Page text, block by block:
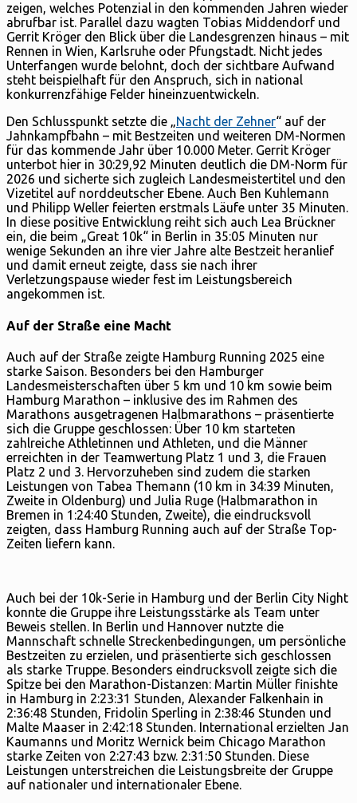
zeigen, welches Potenzial in den kommenden Jahren wieder
abrufbar ist. Parallel dazu wagten Tobias Middendorf und
Gerrit Kröger den Blick über die Landesgrenzen hinaus – mit
Rennen in Wien, Karlsruhe oder Pfungstadt. Nicht jedes
Unterfangen wurde belohnt, doch der sichtbare Aufwand
steht beispielhaft für den Anspruch, sich in national
konkurrenzfähige Felder hineinzuentwickeln.
Den Schlusspunkt setzte die „Nacht der Zehner“ auf der
Jahnkampfbahn – mit Bestzeiten und weiteren DM-Normen
für das kommende Jahr über 10.000 Meter. Gerrit Kröger
unterbot hier in 30:29,92 Minuten deutlich die DM-Norm für
2026 und sicherte sich zugleich Landesmeistertitel und den
Vizetitel auf norddeutscher Ebene. Auch Ben Kuhlemann
und Philipp Weller feierten erstmals Läufe unter 35 Minuten.
In diese positive Entwicklung reiht sich auch Lea Brückner
ein, die beim „Great 10k“ in Berlin in 35:05 Minuten nur
wenige Sekunden an ihre vier Jahre alte Bestzeit heranlief
und damit erneut zeigte, dass sie nach ihrer
Verletzungspause wieder fest im Leistungsbereich
angekommen ist.
Auf der Straße eine Macht
Auch auf der Straße zeigte Hamburg Running 2025 eine
starke Saison. Besonders bei den Hamburger
Landesmeisterschaften über 5 km und 10 km sowie beim
Hamburg Marathon – inklusive des im Rahmen des
Marathons ausgetragenen Halbmarathons – präsentierte
sich die Gruppe geschlossen: Über 10 km starteten
zahlreiche Athletinnen und Athleten, und die Männer
erreichten in der Teamwertung Platz 1 und 3, die Frauen
Platz 2 und 3. Hervorzuheben sind zudem die starken
Leistungen von Tabea Themann (10 km in 34:39 Minuten,
Zweite in Oldenburg) und Julia Ruge (Halbmarathon in
Bremen in 1:24:40 Stunden, Zweite), die eindrucksvoll
zeigten, dass Hamburg Running auch auf der Straße Top-
Zeiten liefern kann.
Auch bei der 10k-Serie in Hamburg und der Berlin City Night
konnte die Gruppe ihre Leistungsstärke als Team unter
Beweis stellen. In Berlin und Hannover nutzte die
Mannschaft schnelle Streckenbedingungen, um persönliche
Bestzeiten zu erzielen, und präsentierte sich geschlossen
als starke Truppe. Besonders eindrucksvoll zeigte sich die
Spitze bei den Marathon-Distanzen: Martin Müller finishte
in Hamburg in 2:23:31 Stunden, Alexander Falkenhain in
2:36:48 Stunden, Fridolin Sperling in 2:38:46 Stunden und
Malte Maaser in 2:42:18 Stunden. International erzielten Jan
Kaumanns und Moritz Wernick beim Chicago Marathon
starke Zeiten von 2:27:43 bzw. 2:31:50 Stunden. Diese
Leistungen unterstreichen die Leistungsbreite der Gruppe
auf nationaler und internationaler Ebene.